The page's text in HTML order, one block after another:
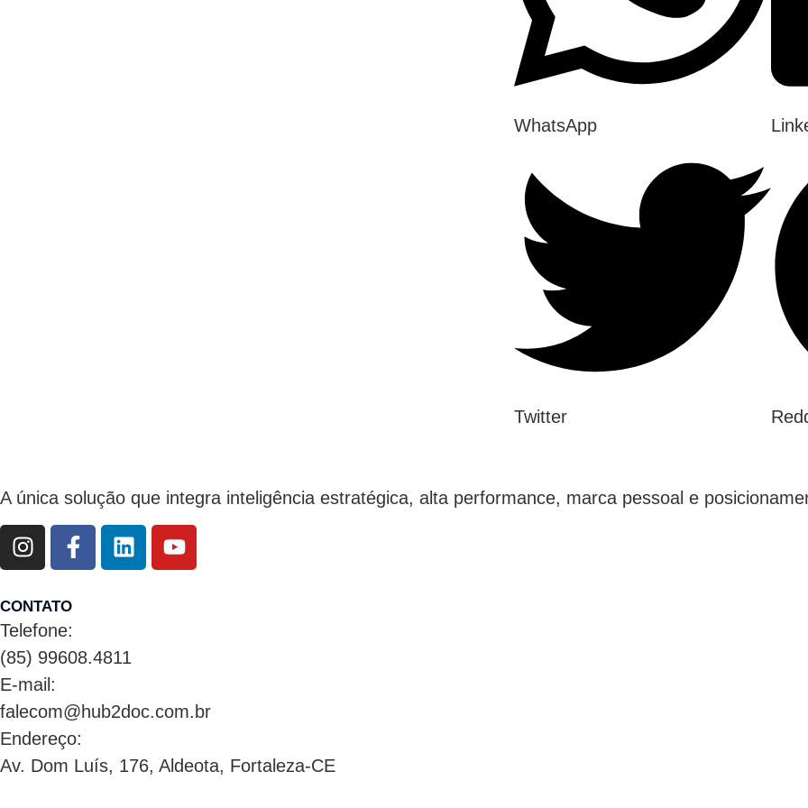
WhatsApp
Twitter
A única solução que integra inteligência estratégica, alta performance, marca pessoal e
CONTATO
Telefone:
(85) 99608.4811
E-mail:
falecom@hub2doc.com.br
Endereço:
Av. Dom Luís, 176, Aldeota, Fortaleza-CE